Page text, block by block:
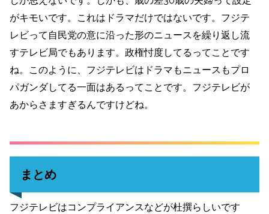
がキモいです。これはドラマだけではないです。フジテ
レビって自民党の意に沿った形のニュースを繰り返し流
すテレビ局でもあります。政権忖度してるってことです
ね。このように、フジテレビはドラマもニュースもプロ
パガンダしてる一面はあるってことです。フジテレビが
あからさますぎるんですけどね。
まとめ
フジテレビはコンプライアンスなどが杜撰らしいです